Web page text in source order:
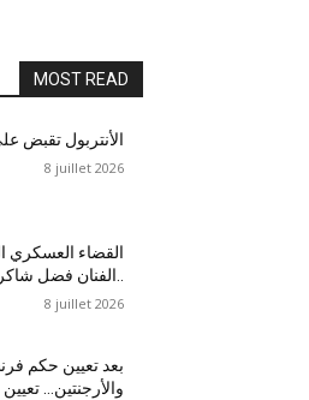
MOST READ
الأنتربول تقبض
8 juillet 2026
القضاء العسكري
8 juillet 2026
بعد تعيين حكم
والأرجنتين…